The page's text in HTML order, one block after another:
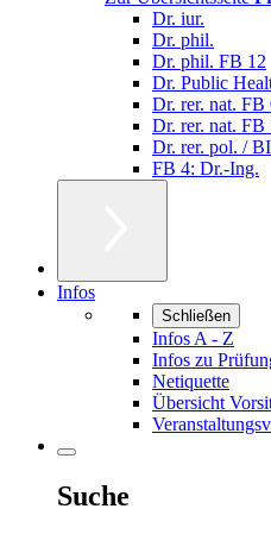
Dr. iur.
Dr. phil.
Dr. phil. FB 12
Dr. Public
Dr. rer. nat. FB
Dr. rer. nat. FB
Dr. rer. pol. /
FB 4: Dr.-Ing.
Infos
Schließen
Infos A - Z
Infos zu
Netiquette
Übersicht
Suche